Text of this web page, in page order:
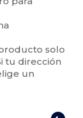
solo
tu dirección
un